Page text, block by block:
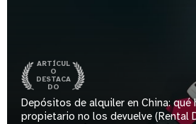
ARTÍCUL
O
DESTACA
DO
Depósitos de alquiler en China: qué
propietario no los devuelve (Rental